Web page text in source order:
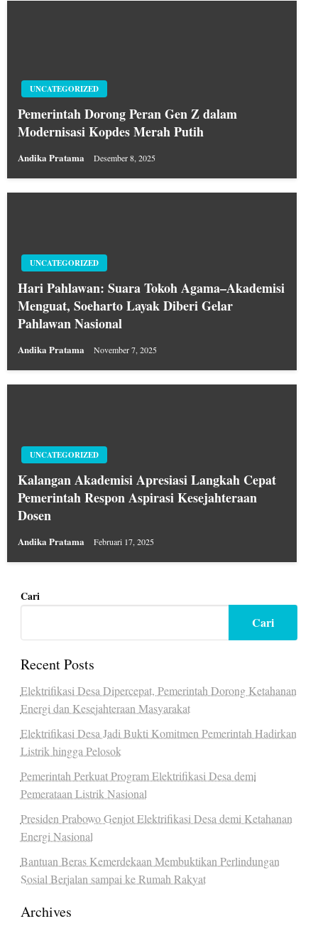
UNCATEGORIZED
Pemerintah Dorong Peran Gen Z dalam
Modernisasi Kopdes Merah Putih
Andika Pratama Desember 8, 2025
UNCATEGORIZED
Hari Pahlawan: Suara Tokoh Agama–Akademisi
Menguat, Soeharto Layak Diberi Gelar
Pahlawan Nasional
Andika Pratama November 7, 2025
UNCATEGORIZED
Kalangan Akademisi Apresiasi Langkah Cepat
Pemerintah Respon Aspirasi Kesejahteraan
Dosen
Andika Pratama Februari 17, 2025
Cari
Cari
Recent Posts
Elektrifikasi Desa Dipercepat, Pemerintah Dorong Ketahanan
Energi dan Kesejahteraan Masyarakat
Elektrifikasi Desa Jadi Bukti Komitmen Pemerintah Hadirkan
Listrik hingga Pelosok
Pemerintah Perkuat Program Elektrifikasi Desa demi
Pemerataan Listrik Nasional
Presiden Prabowo Genjot Elektrifikasi Desa demi Ketahanan
Energi Nasional
Bantuan Beras Kemerdekaan Membuktikan Perlindungan
Sosial Berjalan sampai ke Rumah Rakyat
Archives